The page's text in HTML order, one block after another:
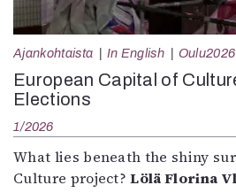
Ajankohtaista In English Oulu2026
European Capital of
Elections
1/2026
What lies beneath the shiny
Culture project?Lölä Florina